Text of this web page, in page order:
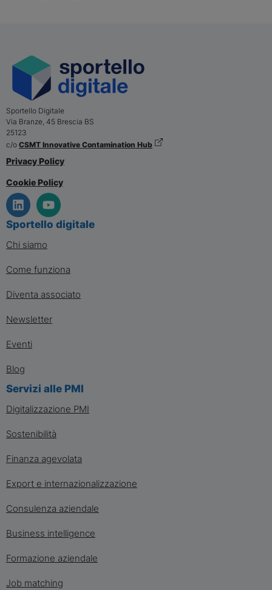
Sportello Digitale
Via Branze, 45 Brescia BS
25123
c/o CSMT Innovative Contamination Hub
Privacy Policy
Cookie Policy
Sportello digitale
Chi siamo
Come funziona
Diventa associato
Newsletter
Eventi
Blog
Servizi alle PMI
Digitalizzazione PMI
Sostenibilità
Finanza agevolata
Export e internazionalizzazione
Consulenza aziendale
Business intelligence
Formazione aziendale
Job matching